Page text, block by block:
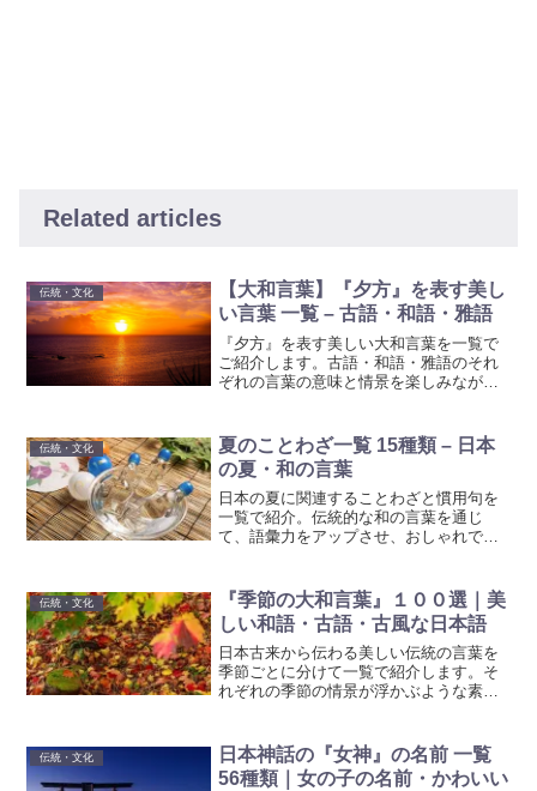
Related articles
伝統・文化
【大和言葉】『夕方』を表す美し
い言葉 一覧 – 古語・和語・雅語
『夕方』を表す美しい大和言葉を一覧で
ご紹介します。古語・和語・雅語のそれ
ぞれの言葉の意味と情景を楽しみなが
です。
伝統・文化
夏のことわざ一覧 15種類 – 日本
の夏・和の言葉
日本の夏に関連することわざと慣用句を
一覧で紹介。伝統的な和の言葉を通じ
て、語彙力をアップさせ、おしゃれで美
伝統・文化
『季節の大和言葉』１００選｜美
しい和語・古語・古風な日本語
日本古来から伝わる美しい伝統の言葉を
季節ごとに分けて一覧で紹介します。そ
れぞれの季節の情景が浮かぶような素敵
語・大和言葉』と言われる美しく綺麗な
古語を楽しんで下さい。
伝統・文化
日本神話の『女神』の名前 一覧
56種類｜女の子の名前・かわいい